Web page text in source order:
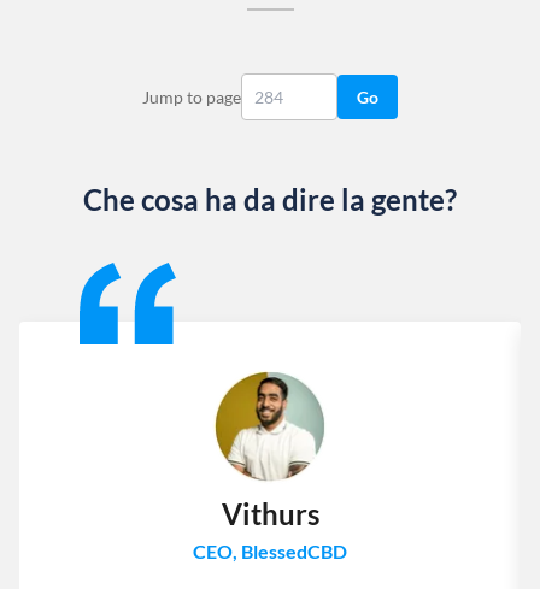
Jump to page Go
Che cosa ha da dire la gente?
Vithurs
CEO, BlessedCBD